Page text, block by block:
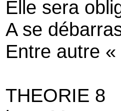
Elle sera
A se
Entre autre
THEORIE 8